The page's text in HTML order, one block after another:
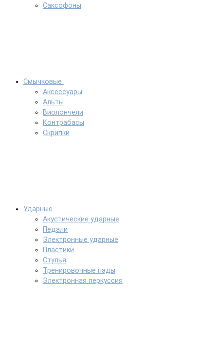
Саксофоны
Смычковые
Аксессуары
Альты
Виолончели
Контрабасы
Скрипки
Ударные
Акустические ударные
Педали
Электронные ударные
Пластики
Стулья
Тренировочные пэды
Электронная перкуссия